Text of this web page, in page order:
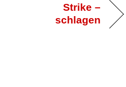
Strike –
schlagen